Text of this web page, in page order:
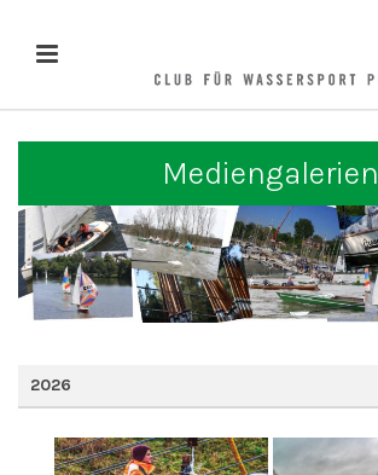
Mediengalerien
2026